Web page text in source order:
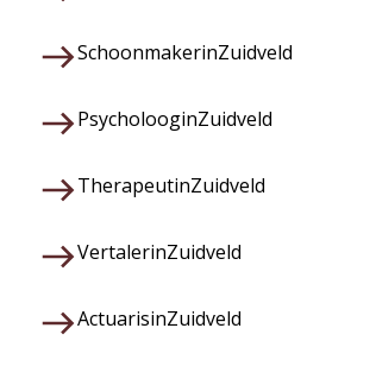
SchoonmakerinZuidveld
PsycholooginZuidveld
TherapeutinZuidveld
VertalerinZuidveld
ActuarisinZuidveld